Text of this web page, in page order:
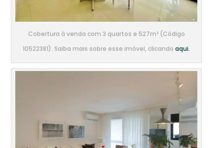
Cobertura à venda com 3 quartos e 527m² (Código
10522381). Saiba mais sobre esse imóvel, clicandoaqui.